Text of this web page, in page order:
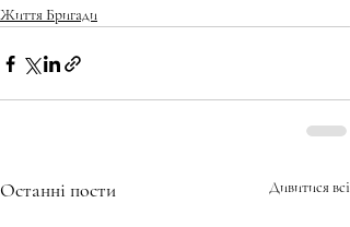
Життя Бригади
Останні пости Дивитися всі